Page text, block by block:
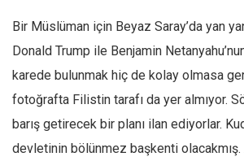
Eksik sayıların temini
Sosyal Medya
Twitter
Facebook
Bir Müslüman için Beyaz Saray’da yan
Donald Trump ile Benjamin
karede bulunmak hiç de kolay olmasa
fotoğrafta Filistin tarafı da yer almıyor.
barış getirecek bir planı ilan ediyorlar.
devletinin bölünmez başkenti olacakmış.